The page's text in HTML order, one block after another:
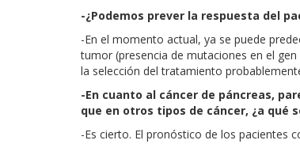
-¿Podemos prever la respuesta del
-En el momento actual, ya se puede
tumor (presencia de mutaciones en el
la selección del tratamiento
-En cuanto al cáncer de páncreas,
que en otros tipos de cáncer, ¿a qué
-Es cierto. El pronóstico de los pacientes